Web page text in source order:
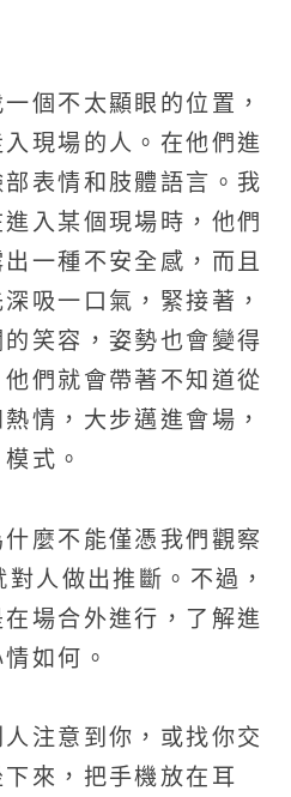
個不太顯眼的位置，
現場的人。在他們進
表情和肢體語言。我
入某個現場時，他們
一種不安全感，而且
吸一口氣，緊接著，
笑容，姿勢也會變得
們就會帶著不知道從
情，大步邁進會場，
式。
麼不能僅憑我們觀察
人做出推斷。不過，
場合外進行，了解進
如何。
注意到你，或找你交
來，把手機放在耳